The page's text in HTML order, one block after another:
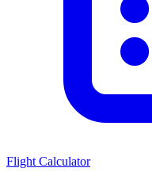
Flight Calculator